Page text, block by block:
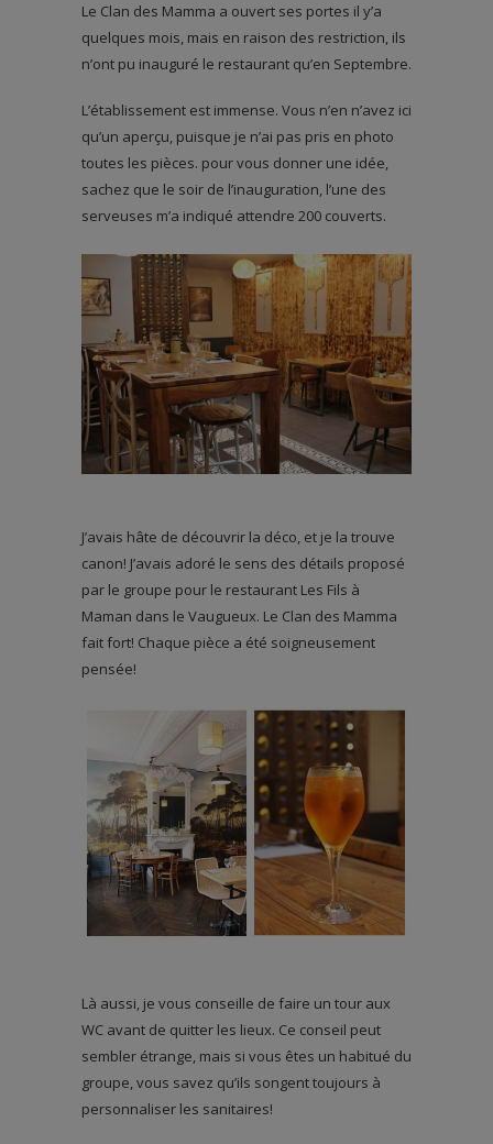
Le Clan des Mamma a ouvert ses portes il y’a
quelques mois, mais en raison des restriction, ils
n’ont pu inauguré le restaurant qu’en Septembre.
L’établissement est immense. Vous n’en n’avez ici
qu’un aperçu, puisque je n’ai pas pris en photo
toutes les pièces. pour vous donner une idée,
sachez que le soir de l’inauguration, l’une des
serveuses m’a indiqué attendre 200 couverts.
J’avais hâte de découvrir la déco, et je la trouve
canon! J’avais adoré le sens des détails proposé
par le groupe pour le restaurant Les Fils à
Maman dans le Vaugueux. Le Clan des Mamma
fait fort! Chaque pièce a été soigneusement
pensée!
Là aussi, je vous conseille de faire un tour aux
WC avant de quitter les lieux. Ce conseil peut
sembler étrange, mais si vous êtes un habitué du
groupe, vous savez qu’ils songent toujours à
personnaliser les sanitaires!